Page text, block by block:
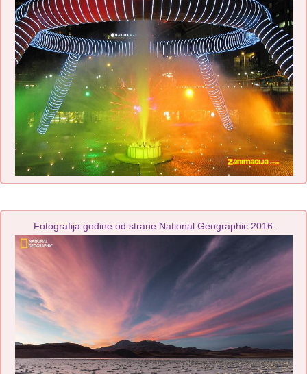
Fotografija godine od strane National Geographic 2016.